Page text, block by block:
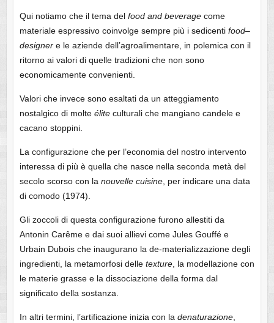
Qui notiamo che il tema del food and beveragecome
materiale espressivo coinvolge sempre più i sedicenti food–
designere le aziende dell’agroalimentare, in polemica con il
ritorno ai valori di quelle tradizioni che non sono
economicamente convenienti.
Valori che invece sono esaltati da un atteggiamento
nostalgico di molte éliteculturali che mangiano candele e
cacano stoppini.
La configurazione che per l’economia del nostro intervento
interessa di più è quella che nasce nella seconda metà del
secolo scorso con la nouvelle cuisine, per indicare una data
di comodo (1974).
Gli zoccoli di questa configurazione furono allestiti da
Antonin Carême e dai suoi allievi come Jules Gouffé e
Urbain Dubois che inaugurano la de-materializzazione degli
ingredienti, la metamorfosi delle texture, la modellazione con
le materie grasse e la dissociazione della forma dal
significato della sostanza.
In altri termini, l’artificazione inizia con la denaturazione,